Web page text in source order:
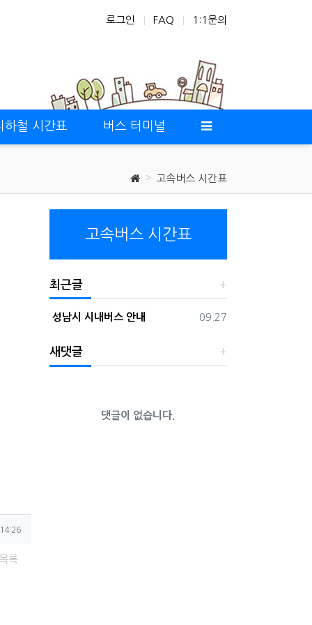
로그인 FAQ 1:1문의
하철 시간표 버스 터미널
고속버스 시간표
록
고속버스 시간표
최근글
등록일
09.27
성남시 시내버스 안내
새댓글
댓글이 없습니다.